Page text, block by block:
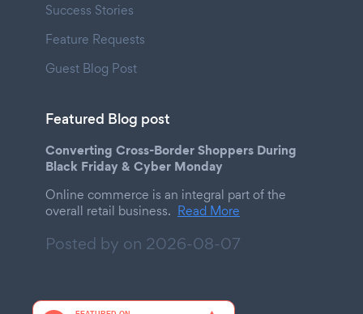
Success Stories
Feature Requests
Guest Blog Post
Featured Blog post
Converting Cross-Border Shoppers During
Black Friday & Cyber Monday
Online commerce is an integral part of the
overall retail business. Read More
Posted by on 2026-08-07